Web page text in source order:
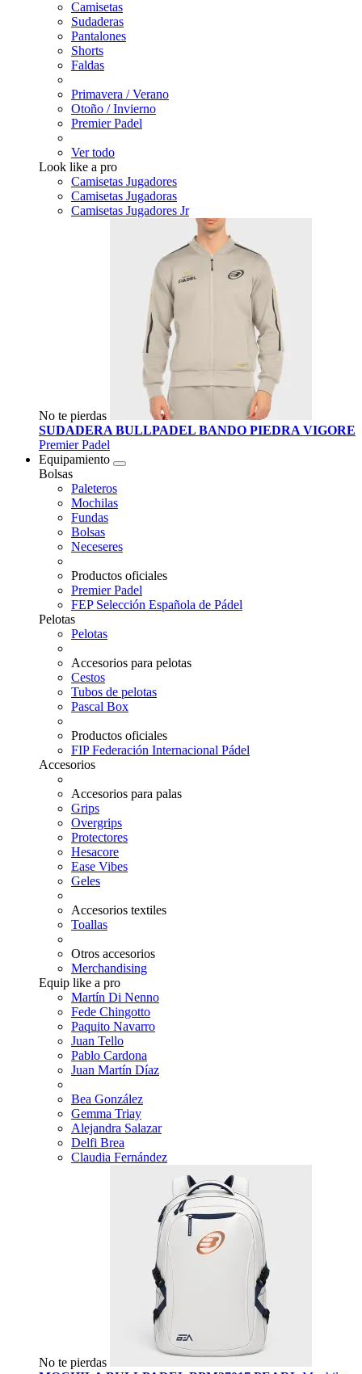
Camisetas
Sudaderas
Pantalones
Shorts
Faldas
Primavera / Verano
Otoño / Invierno
Premier Padel
Ver todo
Look like a pro
Camisetas Jugadores
Camisetas Jugadoras
Camisetas Jugadores Jr
No te pierdas
SUDADERA BULLPADEL BANDO PIEDRA VIGORE
Premier Padel
Equipamiento
Bolsas
Paleteros
Mochilas
Fundas
Bolsas
Neceseres
Productos oficiales
Premier Padel
FEP Selección Española de Pádel
Pelotas
Pelotas
Accesorios para pelotas
Cestos
Tubos de pelotas
Pascal Box
Productos oficiales
FIP Federación Internacional Pádel
Accesorios
Accesorios para palas
Grips
Overgrips
Protectores
Hesacore
Ease Vibes
Geles
Accesorios textiles
Toallas
Otros accesorios
Merchandising
Equip like a pro
Martín Di Nenno
Fede Chingotto
Paquito Navarro
Juan Tello
Pablo Cardona
Juan Martín Díaz
Bea González
Gemma Triay
Alejandra Salazar
Delfi Brea
Claudia Fernández
No te pierdas